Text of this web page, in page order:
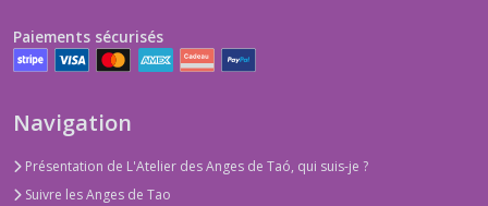
Paiements sécurisés
Navigation
Présentation de L'Atelier des Anges de Taó, qui suis-je ?
Suivre les Anges de Tao